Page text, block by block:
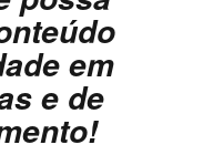
em
e de